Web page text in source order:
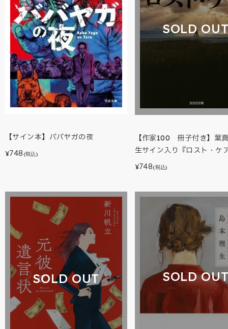
【サイン本】ババヤガの夜
¥748 (税込)
SOLD
【作家100 冊子付き】葉
生サイン入り『ロスト・ケ
¥748(税込)
SOLD OUT SOLD